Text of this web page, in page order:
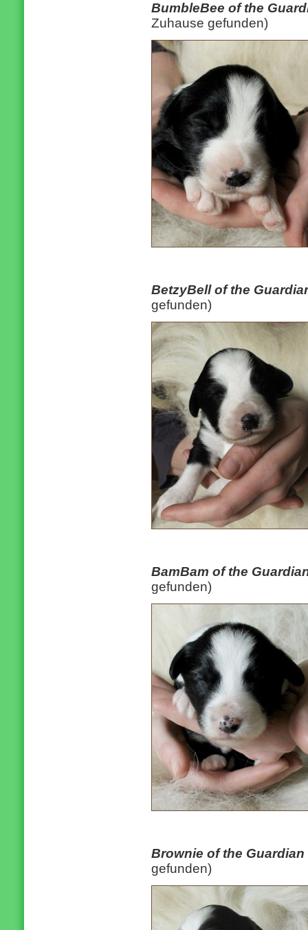
BumbleBee of the
Zuhause gefunden)
BetzyBell of the
gefunden)
BamBam of the
gefunden)
Brownie of the Guardian
gefunden)